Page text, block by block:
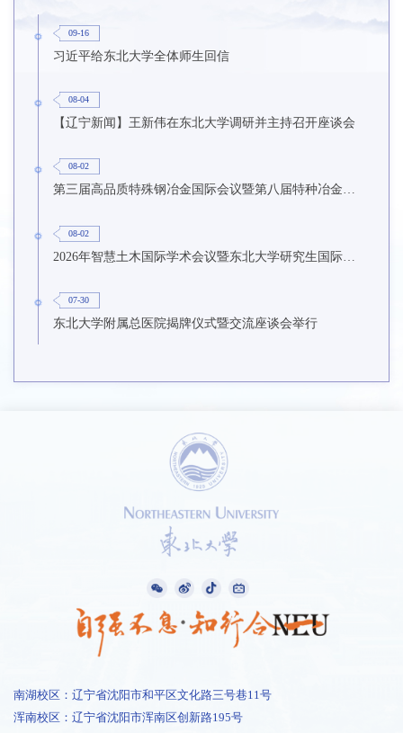
09-16
习近平给东北大学全体师生回信
08-04
【辽宁新闻】王新伟在东北大学调研并主持召开座谈会
08-02
第三届高品质特殊钢冶金国际会议暨第八届特种冶金技术学术会议在东北大学召开
08-02
2026年智慧土木国际学术会议暨东北大学研究生国际暑期学校第九期在东北大学召开
07-30
东北大学附属总医院揭牌仪式暨交流座谈会举行
南湖校区：辽宁省沈阳市和平区文化路三号巷11号
浑南校区：辽宁省沈阳市浑南区创新路195号